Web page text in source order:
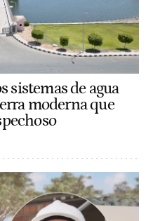
sistemas de agua
moderna que